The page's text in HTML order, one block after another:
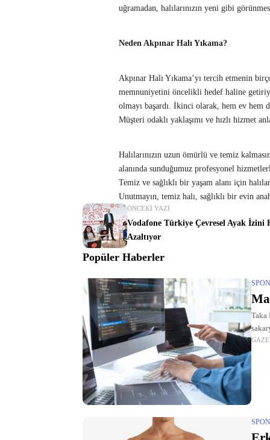
uğramadan, halılarınızın yeni gibi
Neden Akpınar Halı Yıkama?
Akpınar Halı Yıkama’yı tercih etmenin
memnuniyetini öncelikli hedef haline
olmayı başardı. İkinci olarak, hem ev hem
Müşteri odaklı yaklaşımı ve hızlı hizmet
Halılarınızın uzun ömürlü ve temiz
alanında sunduğumuz profesyonel
Temiz ve sağlıklı bir yaşam alanı için
Unutmayın, temiz halı, sağlıklı bir evin
ÖNCEKI YAZI
Vodafone Türkiye Çevresel Ayak İzini
Azaltıyor
Popüler Haberler
Taka